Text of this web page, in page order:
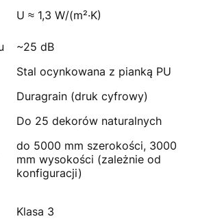
U ≈ 1,3 W/(m²·K)
~25 dB
Stal ocynkowana z pianką PU
Duragrain (druk cyfrowy)
Do 25 dekorów naturalnych
do 5000 mm szerokości, 3000
mm wysokości (zależnie od
konfiguracji)
Klasa 3